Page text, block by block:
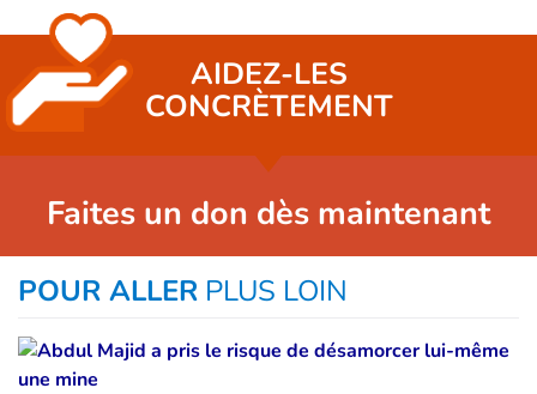
AIDEZ-LES
CONCRÈTEMENT
Faites un don dès maintenant
POUR ALLER PLUS LOIN